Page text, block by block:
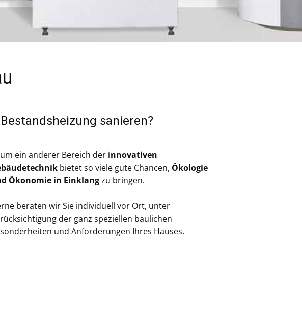
sanieren?
ein anderer Bereich der innovativen
bietet so viele gute Chancen, Ökologie
Ökonomie in Einklangzu bringen.
beraten wir Sie individuell vor Ort, unter
der ganz speziellen baulichen
und Anforderungen Ihres Hauses.